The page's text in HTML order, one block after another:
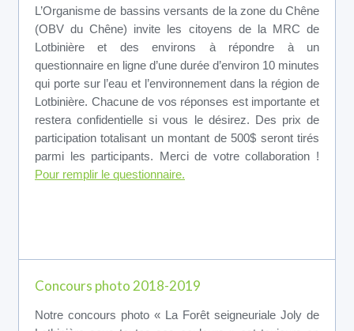
L’Organisme de bassins versants de la zone du Chêne
(OBV du Chêne) invite les citoyens de la MRC de
Lotbinière et des environs à répondre à un
questionnaire en ligne d’une durée d’environ 10 minutes
qui porte sur l’eau et l’environnement dans la région de
Lotbinière. Chacune de vos réponses est importante et
restera confidentielle si vous le désirez. Des prix de
participation totalisant un montant de 500$ seront tirés
parmi les participants. Merci de votre collaboration !
Pour remplir le questionnaire.
Concours photo 2018-2019
Notre concours photo « La Forêt seigneuriale Joly de